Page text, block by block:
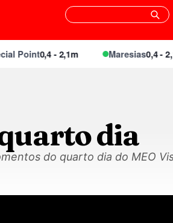
Point0,4 - 2,1m Maresias0,4 - 2,1m
dia
do quarto dia do MEO